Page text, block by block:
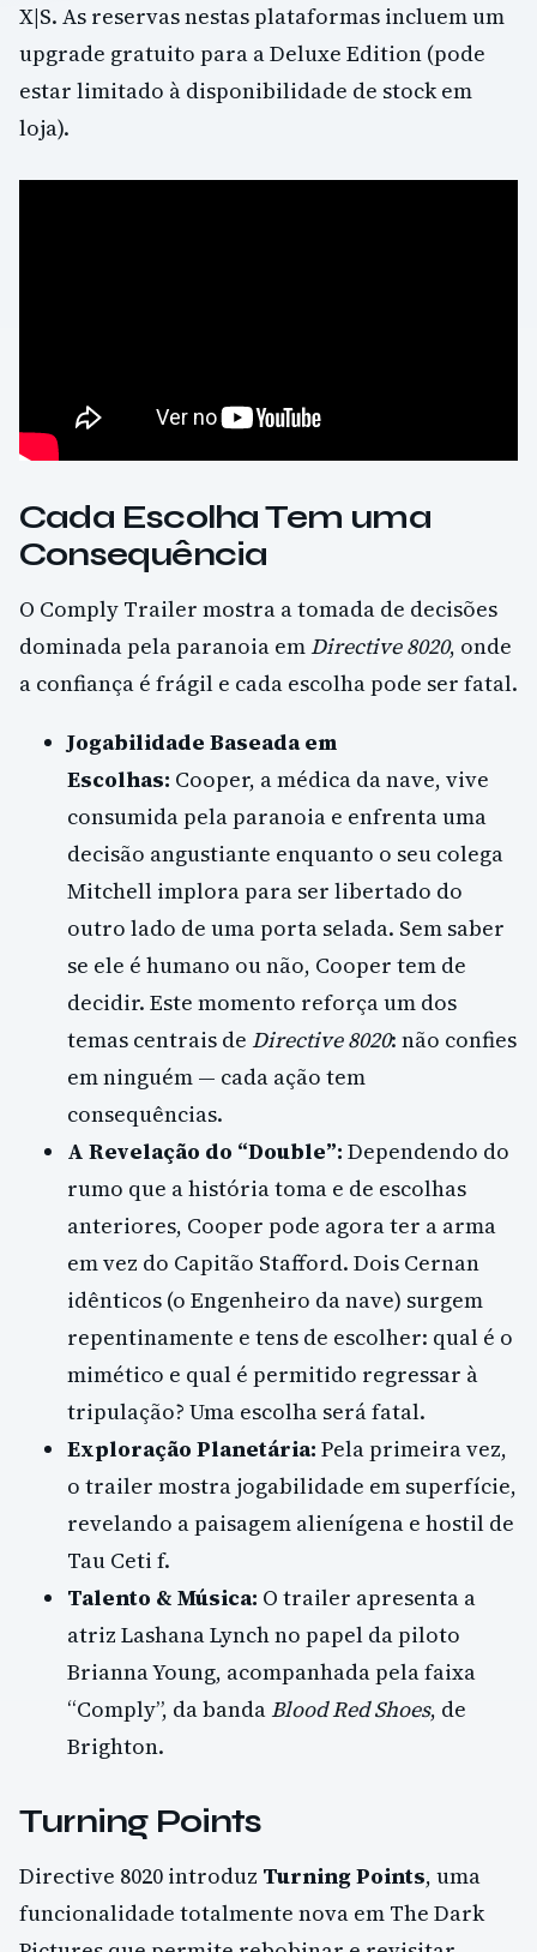
X|S. As reservas nestas plataformas incluem um
upgrade gratuito para a Deluxe Edition (pode
estar limitado à disponibilidade de stock em
loja).
Cada Escolha Tem uma
Consequência
O Comply Trailer mostra a tomada de decisões
dominada pela paranoia emDirective 8020, onde
a confiança é frágil e cada escolha pode ser fatal.
Jogabilidade Baseada em
Escolhas: Cooper, a médica da nave, vive
consumida pela paranoia e enfrenta uma
decisão angustiante enquanto o seu colega
Mitchell implora para ser libertado do
outro lado de uma porta selada. Sem saber
se ele é humano ou não, Cooper tem de
decidir. Este momento reforça um dos
temas centrais de Directive 8020: não confies
em ninguém — cada ação tem
consequências.
A Revelação do “Double”: Dependendo do
rumo que a história toma e de escolhas
anteriores, Cooper pode agora ter a arma
em vez do Capitão Stafford. Dois Cernan
idênticos (o Engenheiro da nave) surgem
repentinamente e tens de escolher: qual é o
mimético e qual é permitido regressar à
tripulação? Uma escolha será fatal.
Exploração Planetária: Pela primeira vez,
o trailer mostra jogabilidade em superfície,
revelando a paisagem alienígena e hostil de
Tau Ceti f.
Talento & Música: O trailer apresenta a
atriz Lashana Lynch no papel da piloto
Brianna Young, acompanhada pela faixa
“Comply”, da bandaBlood Red Shoes, de
Brighton.
Turning Points
Directive 8020 introduz Turning Points, uma
funcionalidade totalmente nova em The Dark